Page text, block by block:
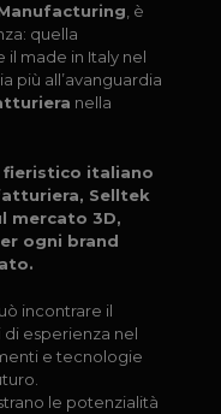
, è
quella
il made in Italy nel
più all’avanguardia
nella
italiano
Selltek
mercato 3D,
ogni brand
incontrare il
esperienza nel
e tecnologie
le potenzialità